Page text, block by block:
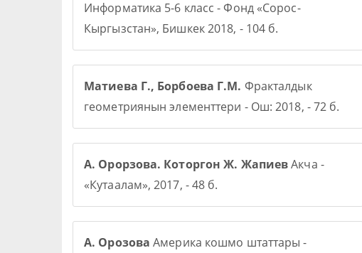
Информатика 5-6 класс - Фонд «Сорос-
Кыргызстан», Бишкек 2018, - 104 б.
Матиева Г., Борбоева Г.М. Фракталдык
геометриянын элементтери - Ош: 2018, - 72 б.
А. Орорзова. Которгон Ж. ЖапиевАкча -
«Кутаалам», 2017, - 48 б.
А. Орозова Америка кошмо штаттары -